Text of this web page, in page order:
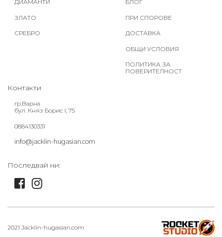
ДИАМАНТИ
ЗЛАТО
СРЕБРО
БЛОГ
ПРИ СПОРОВЕ
ДОСТАВКА
ОБЩИ УСЛОВИЯ
ПОЛИТИКА ЗА
ПОВЕРИТЕЛНОСТ
Контакти
гр.Варна
бул. Княз Борис I, 75
0884130331
info@jacklin-hugasian.com
Последвай ни:
2021 Jacklin-hugasian.com